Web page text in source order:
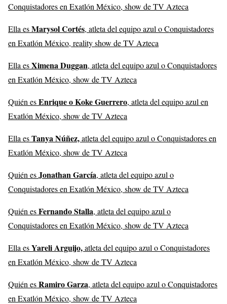
Conquistadores en Exatlón México, show de TV Azteca
Ella esMarysol Cortés, atleta del equipo azul o Conquistadores
en Exatlón México, reality show de TV Azteca
Ella esXimena Duggan, atleta del equipo azul o Conquistadores
en Exatlón México, show de TV Azteca
Quién esEnrique o Koke Guerrero, atleta del equipo azul en
Exatlón México, show de TV Azteca
Ella esTanya Núñez,atleta del equipo azul o Conquistadores en
Exatlón México, show de TV Azteca
Quién esJonathan García, atleta del equipo azul o
Conquistadores en Exatlón México, show de TV Azteca
Quién esFernando Stalla, atleta del equipo azul o
Conquistadores en Exatlón México, show de TV Azteca
Ella esYareli Arguijo,atleta del equipo azul o Conquistadores
en Exatlón México, show de TV Azteca
Quién esRamiro Garza, atleta del equipo azul o Conquistadores
en Exatlón México, show de TV Azteca